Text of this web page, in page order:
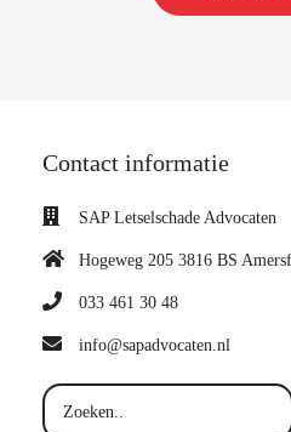
Contact informatie
SAP Letselschade Advocaten
Hogeweg 205 3816 BS
033 461 30 48
info@sapadvocaten.nl